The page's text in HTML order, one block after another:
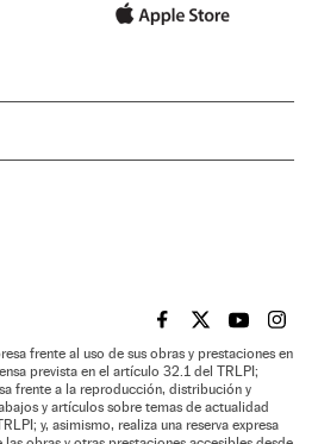
EL PAÍS BRASIL EN
EL PAÍSEL PAÍS
EL
frente al uso de sus obras y prestaciones en
prevista en el artículo 32.1 del TRLPI;
frente a la reproducción, distribución y
y artículos sobre temas de actualidad
y, asimismo, realiza una reserva expresa